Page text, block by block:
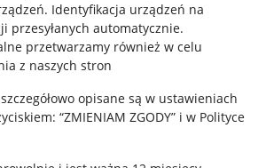
. Identyfikacja urządzeń na
przesyłanych automatycznie.
przetwarzamy również w celu
z naszych stron
opisane są w ustawieniach
“ZMIENIAM ZGODY” i w Polityce
Usługach Cyfrowych